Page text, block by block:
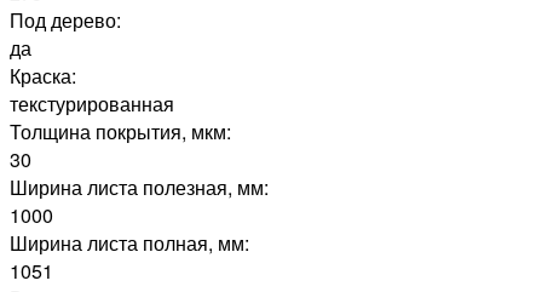
Под дерево:
да
Краска:
текстурированная
Толщина покрытия, мкм:
30
Ширина листа полезная, мм:
1000
Ширина листа полная, мм:
1051